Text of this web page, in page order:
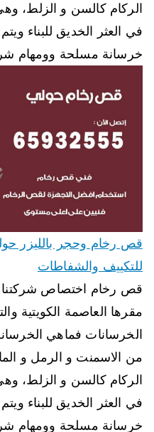
الركام كالسن و الزلط،
في العثر الخديق للبناء
خرسانة مسلحة وومهام
للتكييف والشفاطات
قص رخام اختصاص شركتنا
مقرها العاصمة الكويتية
الخرسانات فماهي
من الاسمنت و الرمل و
الركام كالسن و الزلط،
في العثر الخديق للبناء
خرسانة مسلحة وومهام